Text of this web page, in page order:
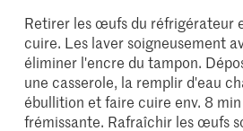
Retirer les œufs du réfrigérateur
cuire. Les laver soigneusement
éliminer l'encre du tampon.
une casserole, la remplir d'eau
ébullition et faire cuire env. 8
frémissante. Rafraîchir les œufs